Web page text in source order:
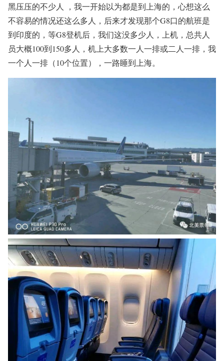
黑压压的不少人 ，我一开始以为都是到上海的，心想这么
不容易的情况还这么多人，后来才发现那个G8口的航班是
到印度的，等G8登机后，我们这没多少人，上机，总共人
员大概100到150多人，机上大多数一人一排或二人一排，我
一个人一排（10个位置），一路睡到上海。